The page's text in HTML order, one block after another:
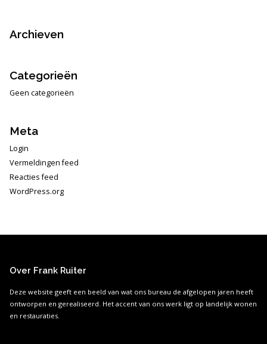
Archieven
Categorieën
Geen categorieën
Meta
Login
Vermeldingen feed
Reacties feed
WordPress.org
Over Frank Ruiter
Deze website geeft een beeld van wat ons bureau de afgelopen jaren heeft
ontworpen en gerealiseerd. Het accent van ons werk ligt op landelijk wonen
en restauraties.